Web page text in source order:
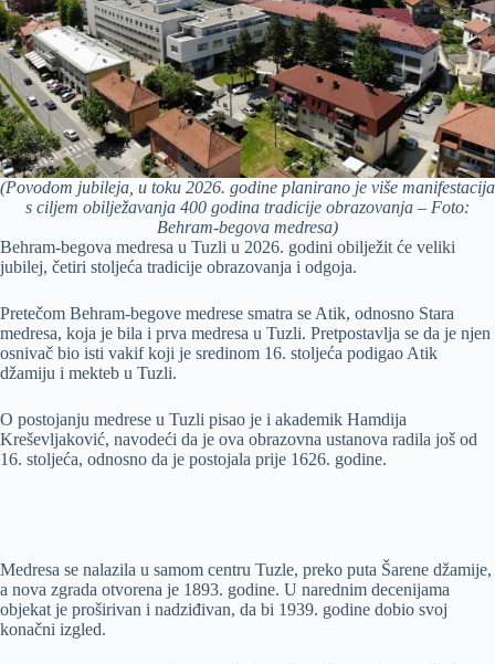
(Povodom jubileja, u toku 2026. godine planirano je više manifestacija
s ciljem obilježavanja 400 godina tradicije obrazovanja – Foto:
Behram-begova medresa)
Behram-begova medresa u Tuzli u 2026. godini obilježit će veliki
jubilej, četiri stoljeća tradicije obrazovanja i odgoja.
Pretečom Behram-begove medrese smatra se Atik, odnosno Stara
medresa, koja je bila i prva medresa u Tuzli. Pretpostavlja se da je njen
osnivač bio isti vakif koji je sredinom 16. stoljeća podigao Atik
džamiju i mekteb u Tuzli.
O postojanju medrese u Tuzli pisao je i akademik Hamdija
Kreševljaković, navodeći da je ova obrazovna ustanova radila još od
16. stoljeća, odnosno da je postojala prije 1626. godine.
Medresa se nalazila u samom centru Tuzle, preko puta Šarene džamije,
a nova zgrada otvorena je 1893. godine. U narednim decenijama
objekat je proširivan i nadziđivan, da bi 1939. godine dobio svoj
konačni izgled.